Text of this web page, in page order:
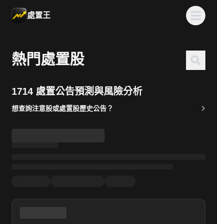
處置王
熱門處置股
1714 處置公告預測與風險分析
想查詢注意股或處置股歷史公告？